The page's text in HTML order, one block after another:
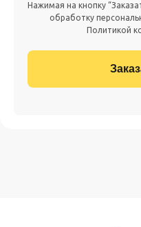
Нажимая на кнопку
обработку
Политикой